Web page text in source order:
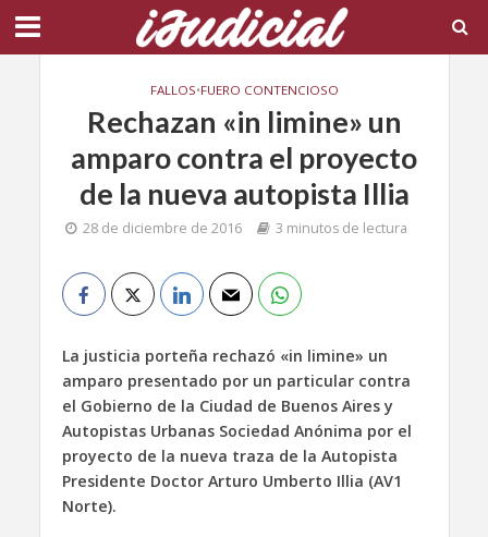
FALLOS•FUERO CONTENCIOSO
Rechazan «in limine» un
amparo contra el proyecto
de la nueva autopista Illia
28 de diciembre de 2016 3 minutos de lectura
La justicia porteña rechazó «in limine» un
amparo presentado por un particular contra
el Gobierno de la Ciudad de Buenos Aires y
Autopistas Urbanas Sociedad Anónima por el
proyecto de la nueva traza de la Autopista
Presidente Doctor Arturo Umberto Illia (AV1
Norte).